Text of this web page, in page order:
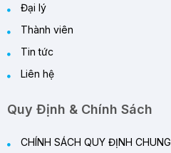
Đại lý
Thành viên
Tin tức
Liên hệ
Quy Định & Chính Sách
CHÍNH SÁCH QUY ĐỊNH CHUNG